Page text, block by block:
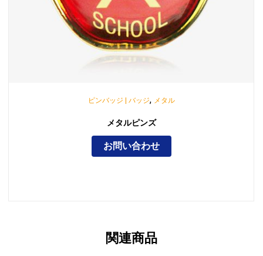
ピンバッジ | バッジ, メタル
メタルピンズ
お問い合わせ
関連商品